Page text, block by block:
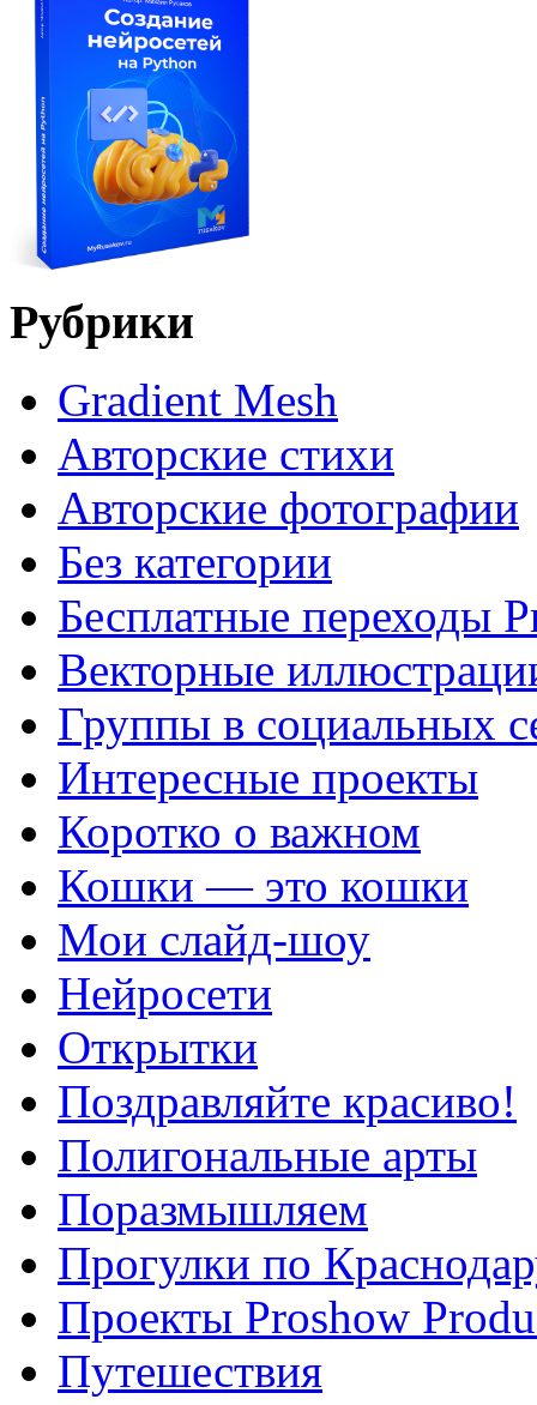
Рубрики
Gradient Mesh
Авторские стихи
Авторские фотографии
Без категории
Бесплатные переходы
Векторные
Группы в социальных
Интересные проекты
Коротко о важном
Кошки — это кошки
Мои слайд-шоу
Нейросети
Открытки
Поздравляйте красиво!
Полигональные арты
Поразмышляем
Прогулки по
Проекты Proshow
Путешествия